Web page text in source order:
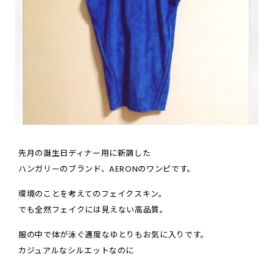
先月の誕生日ディナー用に新調した
ハンガリーのブランド、AERONのワンピです。
環境のことを考えてのフェイクスキン。
でも全然フェイクには見えない高品質。
服の中で体が泳ぐ適度なゆとりもお気に入りです。
カジュアルなシルエットなのに